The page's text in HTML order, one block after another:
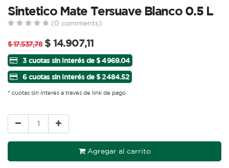
Sintetico Mate Tersuave Blanco 0.5 L
(0 comments)
$17.537,78 $ 14.907,11
3 cuotas sin interés de $ 4969.04
6 cuotas sin interés de $ 2484.52
* cuotas sin interés a través de link de pago
Agregar al carrito